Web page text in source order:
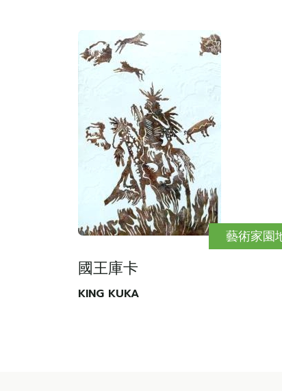
藝術家園
國王庫卡
KING KUKA